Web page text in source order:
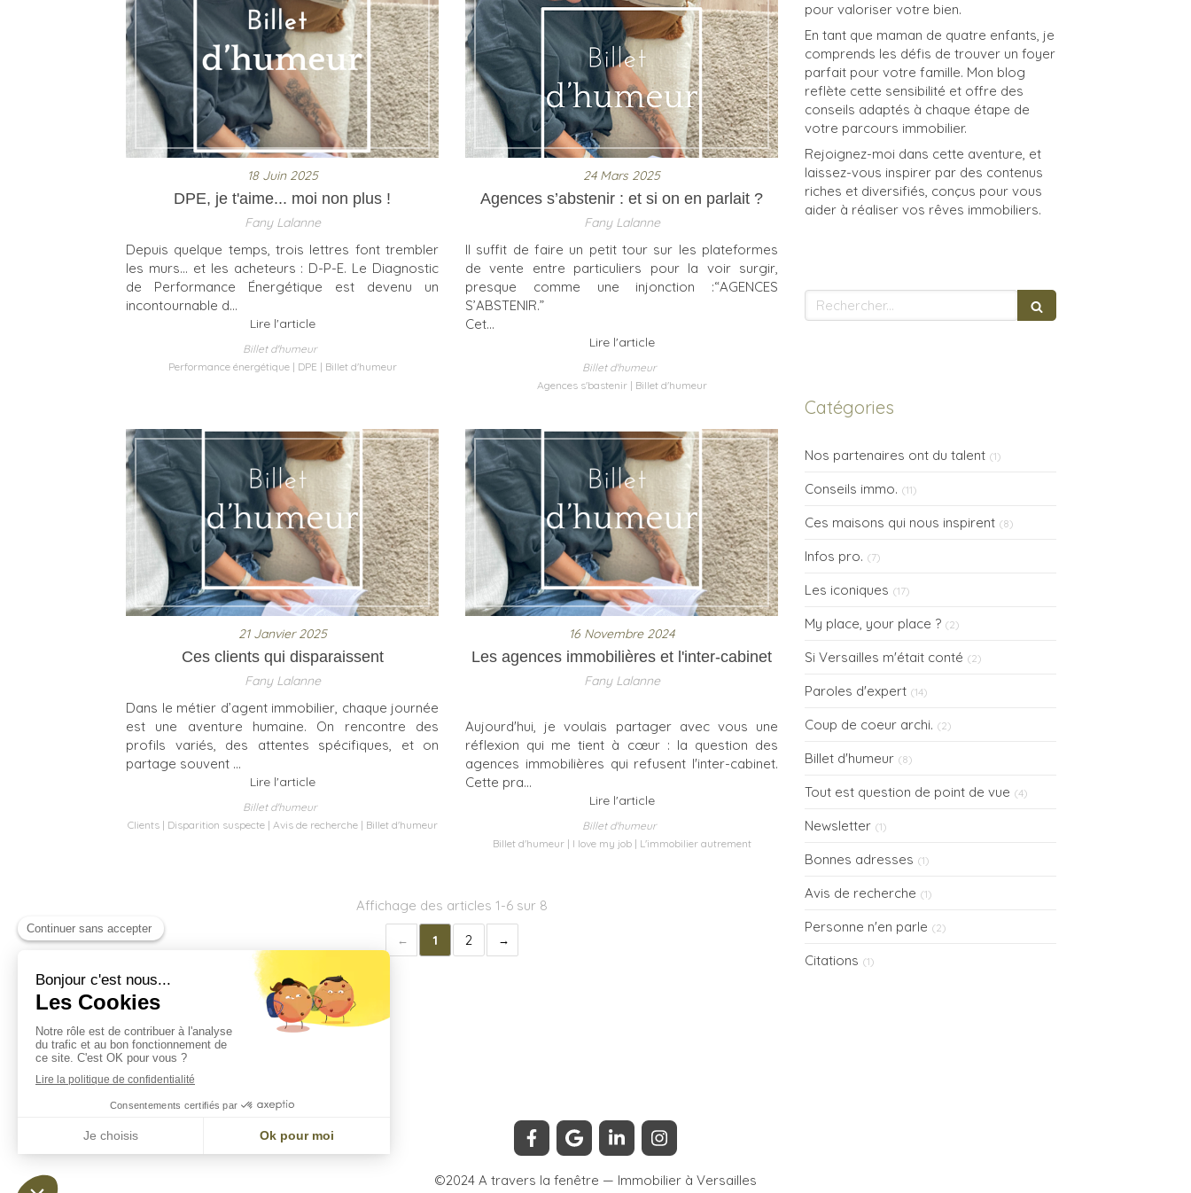
18 Juin 2025
DPE, je t'aime... moi non plus !
Fany Lalanne
Depuis quelque temps, trois lettres font trembler
les murs… et les acheteurs : D-P-E. Le Diagnostic
de Performance Énergétique est devenu un
incontournable d...
Lire l'article
Billet d'humeur
Performance énergétique
DPE Billet d'humeur
24 Mars 2025
Agences s’abstenir : et si on en parlait ?
Fany Lalanne
Il suffit de faire un petit tour sur les plateformes
de vente entre particuliers pour la voir surgir,
presque comme une injonction :“AGENCES
S’ABSTENIR.”
Cet...
Lire l'article
Billet d'humeur
Agences s'bastenir
Billet d'humeur
21 Janvier 2025
Ces clients qui disparaissent
Fany Lalanne
Dans le métier d’agent immobilier, chaque journée
est une aventure humaine. On rencontre des
profils variés, des attentes spécifiques, et on
partage souvent ...
Lire l'article
Billet d'humeur
Clients
Disparition suspecte Avis de recherche Billet d'humeur
16 Novembre 2024
Les agences immobilières et l'inter-cabinet
Fany Lalanne
Aujourd'hui, je voulais partager avec vous une
réflexion qui me tient à cœur : la question des
agences immobilières qui refusent l'inter-cabinet.
Cette pra...
Lire l'article
Billet d'humeur
Billet d'humeur
I love my job L'immobilier autrement
Affichage des articles 1-6 sur 8
1 2
pour valoriser votre bien.
En tant que maman de quatre enfants, je
comprends les défis de trouver un foyer
parfait pour votre famille. Mon blog
reflète cette sensibilité et offre des
conseils adaptés à chaque étape de
votre parcours immobilier.
Rejoignez-moi dans cette aventure, et
laissez-vous inspirer par des contenus
riches et diversifiés, conçus pour vous
aider à réaliser vos rêves immobiliers.
Rechercher
Catégories
Nos partenaires ont du talent (1)
Conseils immo. (11)
Ces maisons qui nous inspirent (8)
Infos pro. (7)
Les iconiques (17)
My place, your place ? (2)
Si Versailles m'était conté (2)
Paroles d'expert (14)
Coup de coeur archi. (2)
Billet d'humeur (8)
Tout est question de point de vue (4)
Newsletter (1)
Bonnes adresses (1)
Avis de recherche (1)
Personne n'en parle (2)
Citations (1)
©2024 A travers la fenêtre — Immobilier à Versailles